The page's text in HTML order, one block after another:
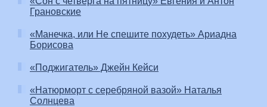
Грановские
«Манечка, или Не спешите похудеть» Ариадна
Борисова
«Поджигатель» Джейн Кейси
«Натюрморт с серебряной вазой» Наталья
Солнцева